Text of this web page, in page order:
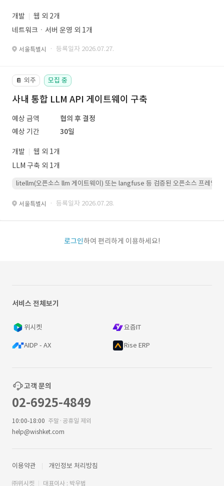
개발
웹 외 2개
네트워크ㆍ서버 운영 외 1개
서울특별시 · 등록일자 2026.07.27.
📔 외주 모집 중
사내 통합 LLM API 게이트웨이 구축
예상 금액
협의 후 결정
예상 기간
30일
개발
웹 외 1개
LLM 구축 외 1개
litellm(오픈소스 llm 게이트웨이) 또는 langfuse 등 검증된 오픈소스 프레임워
서울특별시 · 등록일자 2026.07.28.
로그인하여 편리하게 이용하세요!
서비스 전체보기
위시켓 요즘IT
AIDP - AX Rise ERP
고객 문의
02-6925-4849
10:00-18:00 주말·공휴일 제외
help@wishket.com
이용약관 개인정보 처리방침
㈜위시켓 대표이사 : 박우범